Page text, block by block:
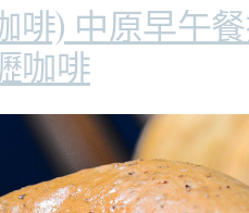
啡) 中原早午
咖啡